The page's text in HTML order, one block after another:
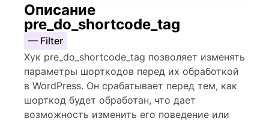
Описание
pre_do_shortcode_tag
— Filter
Хук pre_do_shortcode_tag позволяет изменять
параметры шорткодов перед их обработкой
в WordPress. Он срабатывает перед тем, как
шорткод будет обработан, что дает
возможность изменить его поведение или